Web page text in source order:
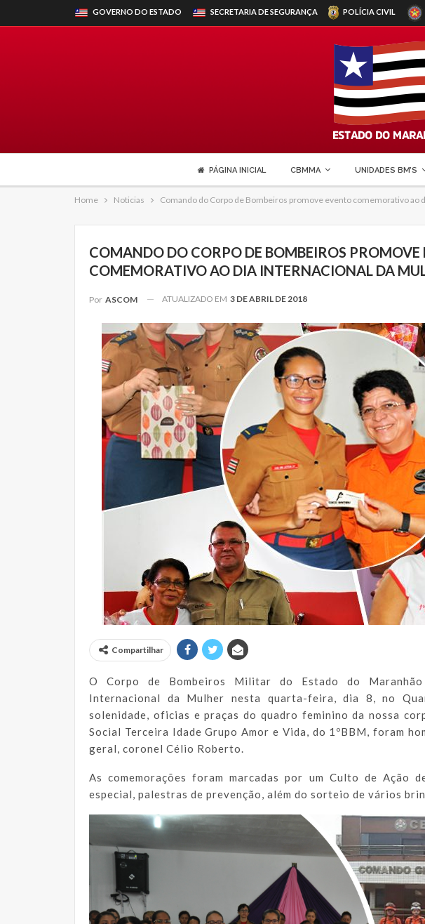
GOVERNO DO ESTADO SECRETARIA DE SEGURANÇA POLÍCIA CIVIL
PÁGINA INICIAL CBMMA UNIDADES BM’S
Home Noticias Comando do Corpo de Bombeiros promove evento comemorativo ao
COMANDO DO CORPO DE BOMBEIROS PROMOVE
COMEMORATIVO AO DIA INTERNACIONAL DA
Por ASCOM ATUALIZADO EM 3 DE ABRIL DE 2018
Compartilhar
O Corpo de Bombeiros Militar do Estado do
Internacional da Mulher nesta quarta-feira, dia 8, no
solenidade, oficias e praças do quadro feminino da nossa
Social Terceira Idade Grupo Amor e Vida, do 1ºBBM, foram
geral, coronel Célio Roberto.
As comemorações foram marcadas por um Culto de Ação
especial, palestras de prevenção, além do sorteio de vários